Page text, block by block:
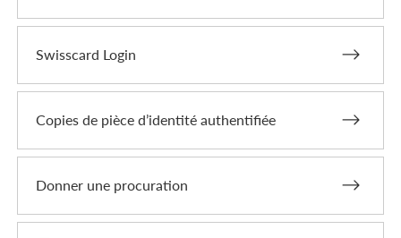
Swisscard Login
Copies de pièce d’identité authentifiée
Donner une procuration